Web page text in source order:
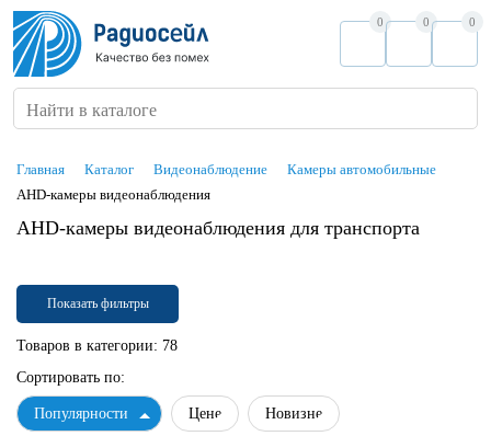
Найти в каталоге
0 0 0
Главная Каталог Видеонаблюдение
Камеры автомобильные
AHD-камеры видеонаблюдения
AHD-камеры видеонаблюдения для транспорта
Показать фильтры
Товаров в категории: 78
Сортировать по:
Популярности Цене Новизне